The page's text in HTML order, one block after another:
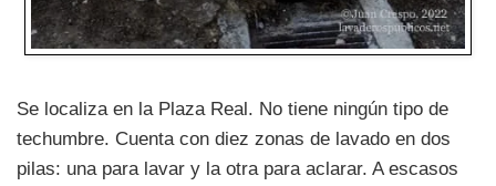
Se localiza en la Plaza Real. No tiene ningún tipo de
techumbre. Cuenta con diez zonas de lavado en dos
pilas: una para lavar y la otra para aclarar. A escasos